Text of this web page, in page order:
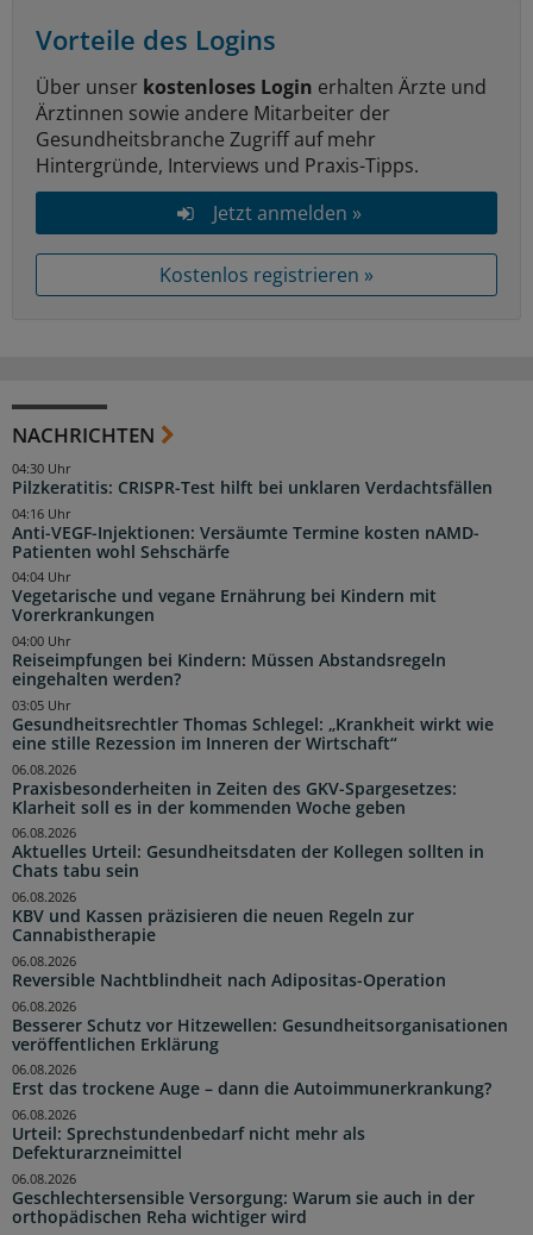
Vorteile des Logins
Über unser kostenloses Login erhalten Ärzte und
Ärztinnen sowie andere Mitarbeiter der
Gesundheitsbranche Zugriff auf mehr
Hintergründe, Interviews und Praxis-Tipps.
Jetzt anmelden »
Kostenlos registrieren »
NACHRICHTEN
Pilzkeratitis: CRISPR-Test hilft bei unklaren Verdachtsfällen
04:30 Uhr
Anti-VEGF-Injektionen: Versäumte Termine kosten nAMD-
Patienten wohl Sehschärfe
04:16 Uhr
Vegetarische und vegane Ernährung bei Kindern mit
Vorerkrankungen
04:04 Uhr
Reiseimpfungen bei Kindern: Müssen Abstandsregeln
eingehalten werden?
04:00 Uhr
Gesundheitsrechtler Thomas Schlegel: „Krankheit wirkt wie
eine stille Rezession im Inneren der Wirtschaft“
03:05 Uhr
Praxisbesonderheiten in Zeiten des GKV-Spargesetzes:
Klarheit soll es in der kommenden Woche geben
06.08.2026
Aktuelles Urteil: Gesundheitsdaten der Kollegen sollten in
Chats tabu sein
06.08.2026
KBV und Kassen präzisieren die neuen Regeln zur
Cannabistherapie
06.08.2026
Reversible Nachtblindheit nach Adipositas-Operation
06.08.2026
Besserer Schutz vor Hitzewellen: Gesundheitsorganisationen
veröffentlichen Erklärung
06.08.2026
Erst das trockene Auge – dann die Autoimmunerkrankung?
06.08.2026
Urteil: Sprechstundenbedarf nicht mehr als
Defekturarzneimittel
06.08.2026
Geschlechtersensible Versorgung: Warum sie auch in der
orthopädischen Reha wichtiger wird
06.08.2026